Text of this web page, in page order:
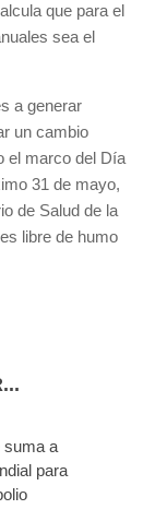
que para el
sea el
a generar
un cambio
el marco del Día
31 de mayo,
de Salud de la
libre de humo
suma a
para